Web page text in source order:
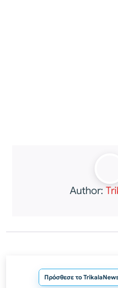
Author:
Πρόσθεσε το